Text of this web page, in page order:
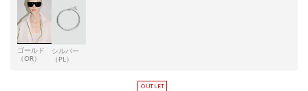
ゴールド
（OR）
シルバー
（PL）